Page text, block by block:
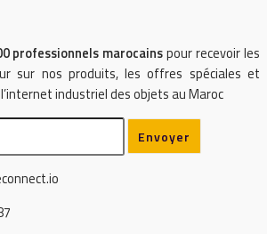
professionnels marocainspour recevoir les
sur nos produits, les offres spéciales et
industriel des objets au Maroc